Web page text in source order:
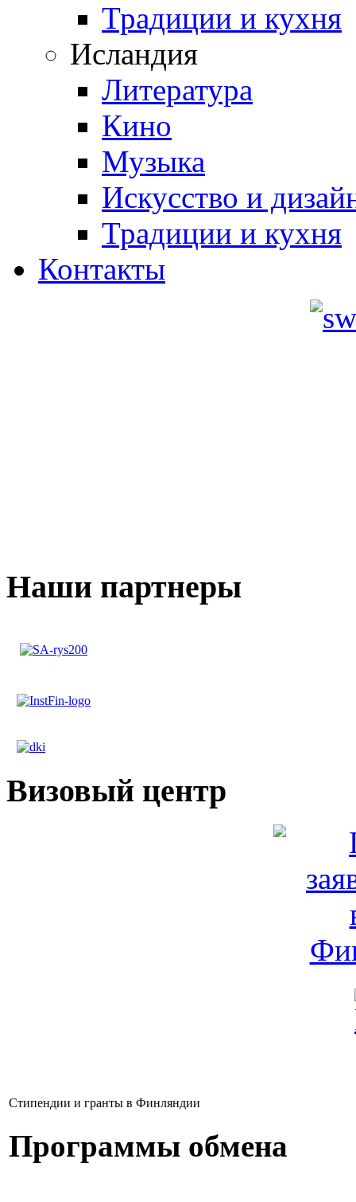
Традиции и кухня
Исландия
Литература
Кино
Музыка
Искусство и
Традиции и кухня
Контакты
Наши партнеры
Визовый центр
Стипендии и гранты в Финляндии
Программы обмена